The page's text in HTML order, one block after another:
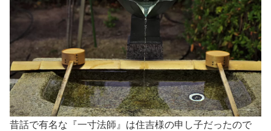
昔話で有名な『一寸法師』は住吉様の申し子だったので